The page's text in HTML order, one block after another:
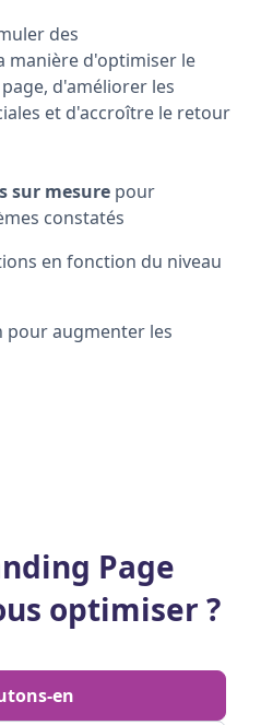
des
manière d'optimiser le
d'améliorer les
et d'accroître le retour
sur mesure pour
constatés
en fonction du niveau
pour augmenter les
Page
optimiser ?
en